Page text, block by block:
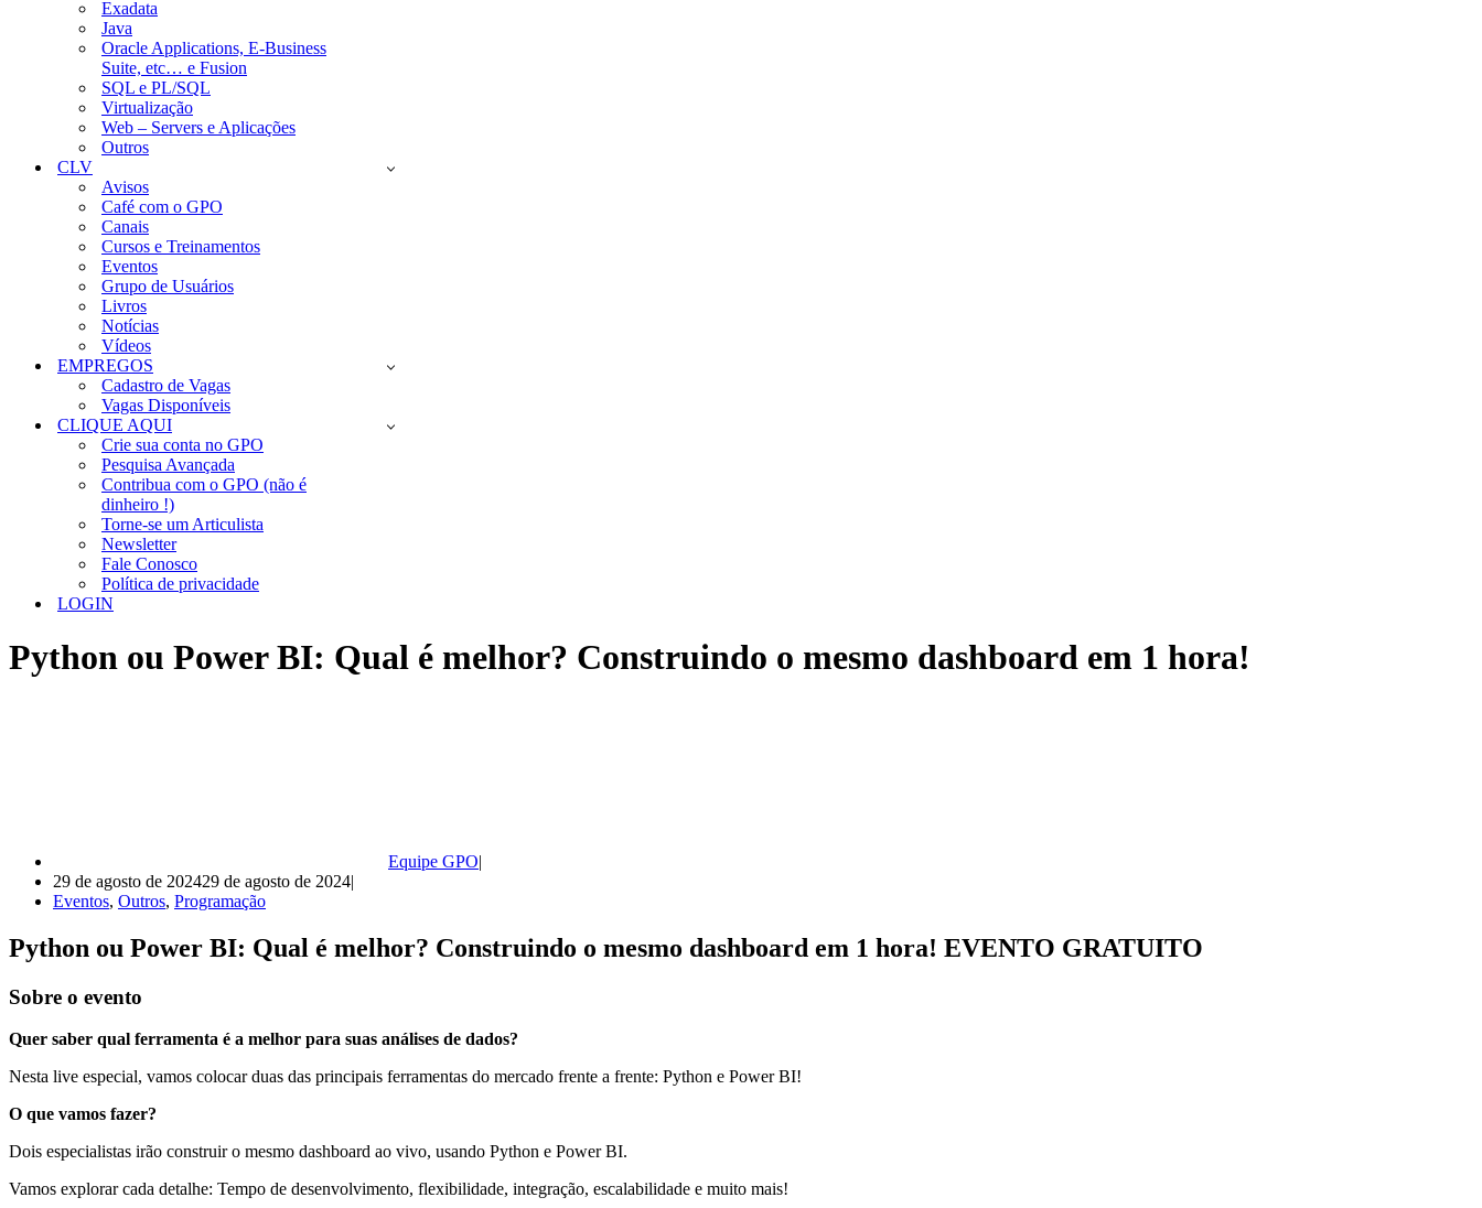
Exadata
Java
Oracle Applications, E-Business
Suite, etc… e Fusion
SQL e PL/SQL
Virtualização
Web – Servers e Aplicações
Outros
CLV
Avisos
Café com o GPO
Canais
Cursos e Treinamentos
Eventos
Grupo de Usuários
Livros
Notícias
Vídeos
EMPREGOS
Cadastro de Vagas
Vagas Disponíveis
CLIQUE AQUI
Crie sua conta no GPO
Pesquisa Avançada
Contribua com o GPO (não é
dinheiro !)
Torne-se um Articulista
Newsletter
Fale Conosco
Política de privacidade
LOGIN
Python ou Power BI: Qual é melhor? Construindo o mesmo dashboard em 1 hora!
Equipe GPO
29 de agosto de 202429 de agosto de 2024
Eventos, Outros, Programação
Python ou Power BI: Qual é melhor? Construindo o mesmo dashboard em 1 hora! EVENTO GRATUITO
Sobre o evento
Quer saber qual ferramenta é a melhor para suas análises de dados?
Nesta live especial, vamos colocar duas das principais ferramentas do mercado frente a frente: Python e Power BI!
O que vamos fazer?
Dois especialistas irão construir o mesmo dashboard ao vivo, usando Python e Power BI.
Vamos explorar cada detalhe: Tempo de desenvolvimento, flexibilidade, integração, escalabilidade e muito mais!